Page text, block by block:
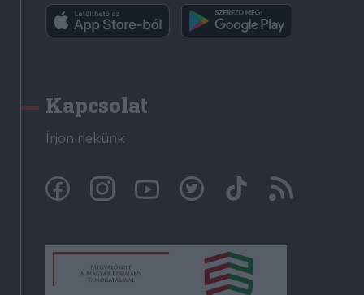
Kapcsolat
Írjon nekünk